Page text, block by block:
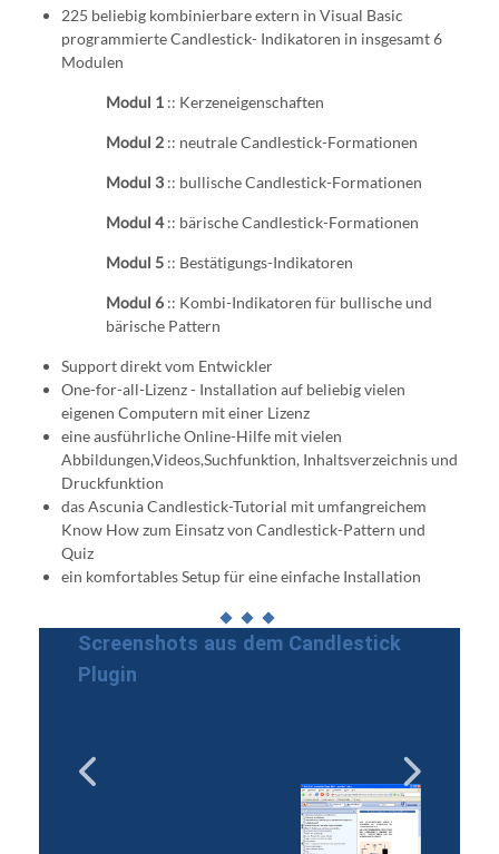
225 beliebig kombinierbare extern in Visual Basic
programmierte Candlestick- Indikatoren in insgesamt 6
Modulen
Modul 1 :: Kerzeneigenschaften
Modul 2 :: neutrale Candlestick-Formationen
Modul 3 :: bullische Candlestick-Formationen
Modul 4:: bärische Candlestick-Formationen
Modul 5 :: Bestätigungs-Indikatoren
Modul 6 :: Kombi-Indikatoren für bullische und
bärische Pattern
Support direkt vom Entwickler
One-for-all-Lizenz - Installation auf beliebig vielen
eigenen Computern mit einer Lizenz
eine ausführliche Online-Hilfe mit vielen
Abbildungen,Videos,Suchfunktion, Inhaltsverzeichnis und
Druckfunktion
das Ascunia Candlestick-Tutorial mit umfangreichem
Know How zum Einsatz von Candlestick-Pattern und
Quiz
ein komfortables Setup für eine einfache Installation
Screenshots aus dem Candlestick
Plugin